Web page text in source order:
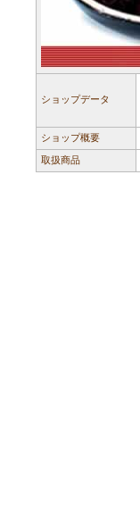
ショップデータ
ショップ概要
取扱商品